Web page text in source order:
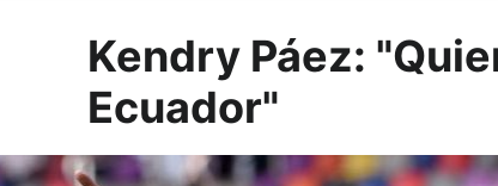
Kendry Páez:
Ecuador"